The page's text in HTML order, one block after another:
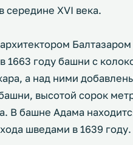
середине XVI века.
1663 году башни с
а над ними
высотой сорок
В башне Адама
шведами в 1639 году.